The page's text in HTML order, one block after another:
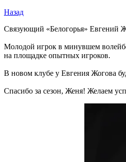
Назад
Связующий «Белогорья» Евгений
Молодой игрок в минувшем
на площадке опытных игроков.
В новом клубе у Евгения Жогова
Спасибо за сезон, Женя! Желаем